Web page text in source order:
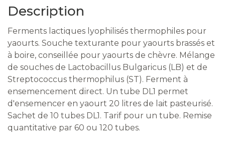
Description
Ferments lactiques lyophilisés thermophiles pour
yaourts. Souche texturante pour yaourts brassés et
à boire, conseillée pour yaourts de chèvre. Mélange
de souches de Lactobacillus Bulgaricus (LB) et de
Streptococcus thermophilus (ST). Ferment à
ensemencement direct. Un tube DL1 permet
d'ensemencer en yaourt 20 litres de lait pasteurisé.
Sachet de 10 tubes DL1. Tarif pour un tube. Remise
quantitative par 60 ou 120 tubes.